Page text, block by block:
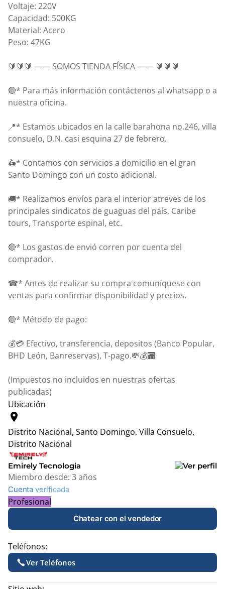
Voltaje: 220V
Capacidad: 500KG
Material: Acero
Peso: 47KG
🔰🔰🔰 —— SOMOS TIENDA FÍSICA —— 🔰🔰🔰
🔴* Para más información contáctenos al whatsapp o a
nuestra oficina.
📍* Estamos ubicados en la calle barahona no.246, villa
consuelo, D.N. casi esquina 27 de febrero.
🛵* Contamos con servicios a domicilio en el gran
Santo Domingo con un costo adicional.
🚚* Realizamos envíos para el interior atreves de los
principales sindicatos de guaguas del país, Caribe
tours, Transporte espinal, etc.
🔴* Los gastos de envió corren por cuenta del
comprador.
☎* Antes de realizar su compra comuníquese con
ventas para confirmar disponibilidad y precios.
🔴* Método de pago:
💰💳 Efectivo, transferencia, depositos (Banco Popular,
BHD León, Banreservas), T-pago.💸💰🏧
(Impuestos no incluidos en nuestras ofertas
publicadas)
Ubicación
location_on
Distrito Nacional, Santo Domingo. Villa Consuelo,
Distrito Nacional
+
−
Emirely Tecnologia
Miembro desde: 3 años
Cuenta verificada
Profesional
Chatear con el vendedor
Teléfonos:
Ver Teléfonos